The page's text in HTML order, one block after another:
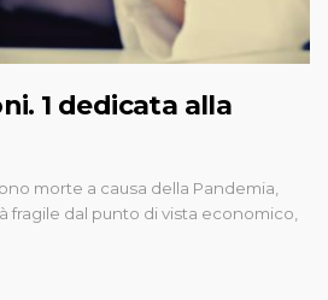
1 dedicata alla
morte a causa della Pandemia,
fragile dal punto di vista economico,